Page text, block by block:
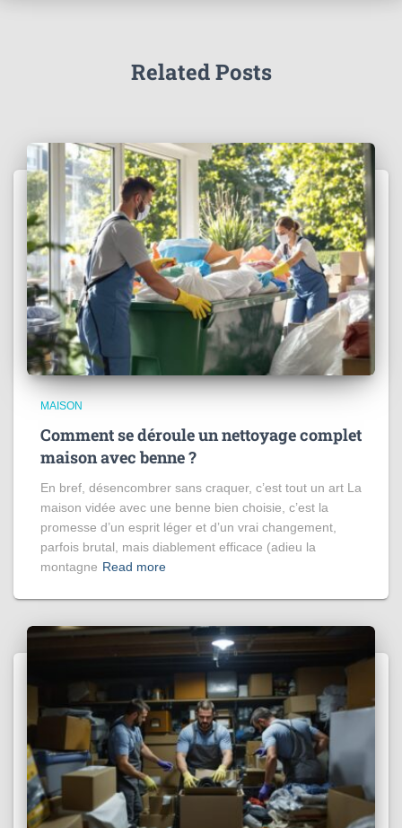
Related Posts
MAISON
Comment se déroule un nettoyage complet
maison avec benne ?
En bref, désencombrer sans craquer, c’est tout un art La
maison vidée avec une benne bien choisie, c’est la
promesse d’un esprit léger et d’un vrai changement,
parfois brutal, mais diablement efficace (adieu la
montagne Read more